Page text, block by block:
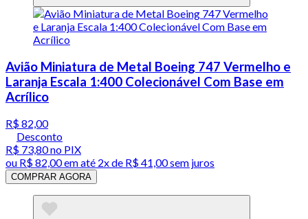
Avião Miniatura de Metal Boeing 747 Vermelho e
Laranja Escala 1:400 Colecionável Com Base em
Acrílico
R$ 82,00
Desconto
R$ 73,80no PIX
ou R$ 82,00em até 2x de R$ 41,00 sem juros
COMPRAR AGORA